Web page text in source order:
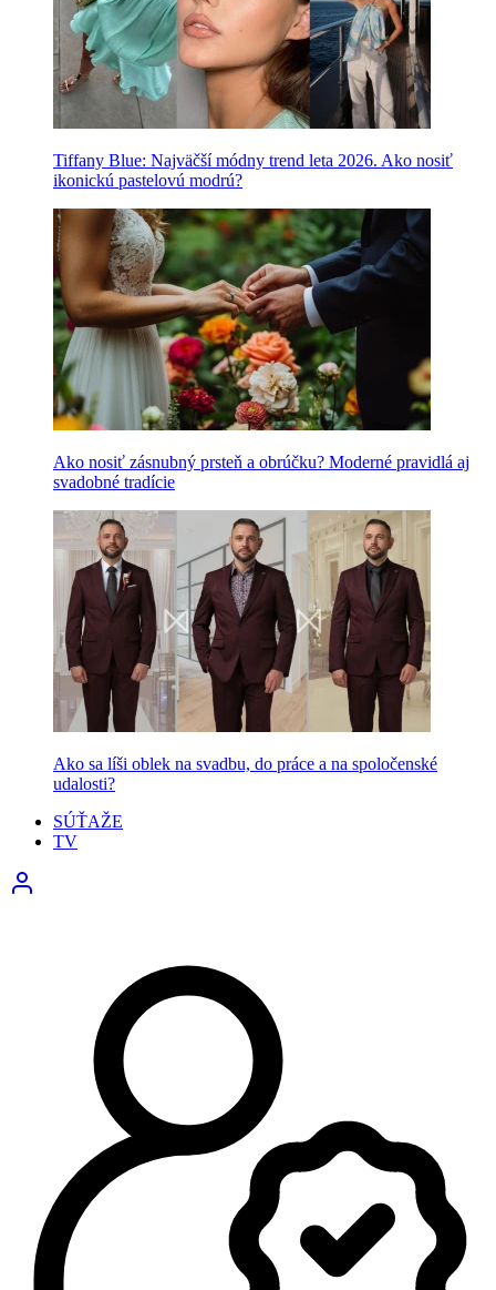
Tiffany Blue: Najväčší módny trend leta 2026. Ako nosiť
ikonickú pastelovú modrú?
Ako nosiť zásnubný prsteň a obrúčku? Moderné pravidlá aj
svadobné tradície
Ako sa líši oblek na svadbu, do práce a na spoločenské
udalosti?
SÚŤAŽE
TV